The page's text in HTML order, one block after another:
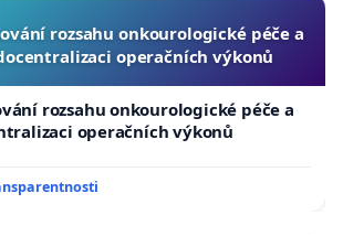
rozsahu onkourologické péče a
operačních výkonů
rozsahu onkourologické péče a
operačních výkonů